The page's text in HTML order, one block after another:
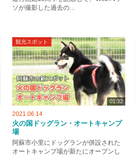
ソが撮影した過去の...
観光スポット
01:32
2021.06.14
火の国ドッグラン・オートキャンプ
場
阿蘇市小里にドッグランが併設された
オートキャンプ場が新たにオープンし